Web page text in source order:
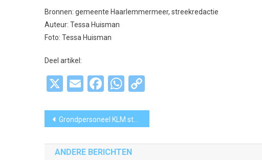
Bronnen: gemeente Haarlemmermeer, streekredactie
Auteur: Tessa Huisman
Foto: Tessa Huisman
Deel artikel:
X EmailFacebook
WhatsApp
Bericht
navigatie
Grondpersoneel KLM staakt zaterdag: “Alles wordt duurder, maar wij krijgen nul procent”
ANDERE BERICHTEN